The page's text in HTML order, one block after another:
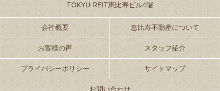
TOKYU REIT恵比寿ビル4階
会社概要 恵比寿不動産について
お客様の声 スタッフ紹介
プライバシーポリシー サイトマップ
お問い合わせ